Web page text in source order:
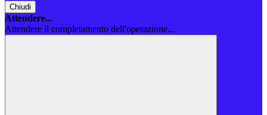
Chiudi
Attendere...
Attendere il completamento dell'operazione...